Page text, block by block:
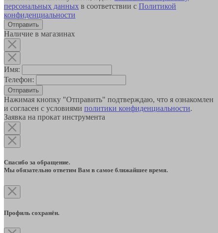
персональных данных в соответствии с Политикой
конфиденциальности
Наличие в магазинах
Имя:
Телефон:
Отправить
Нажимая кнопку "Отправить" подтверждаю, что я ознакомлен
и согласен с условиями политики конфиденциальности.
Заявка на прокат инструмента
Спасибо за обращение.
Мы обязательно ответим Вам в самое ближайшее время.
Профиль сохранён.